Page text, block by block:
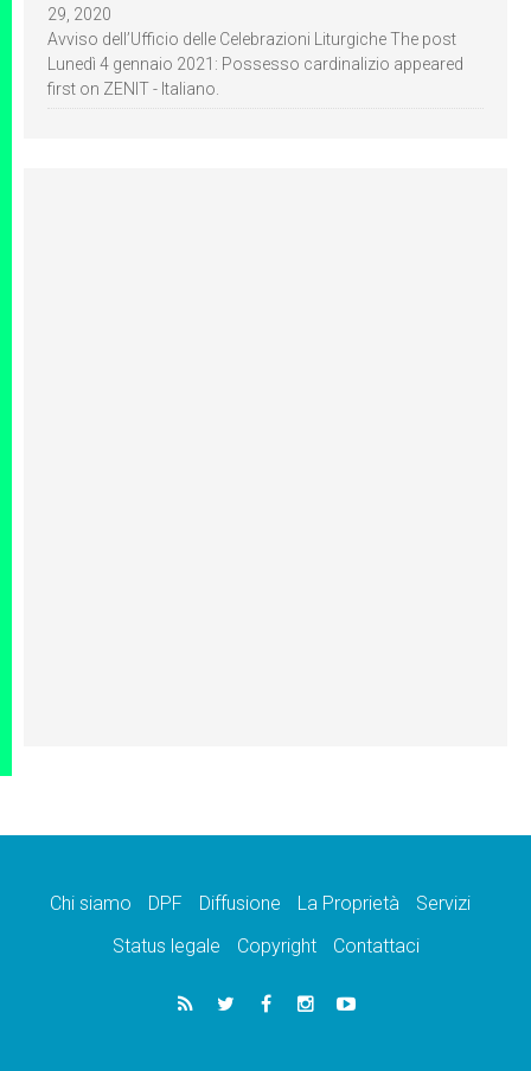
29, 2020
Avviso dell’Ufficio delle Celebrazioni Liturgiche The post
Lunedì 4 gennaio 2021: Possesso cardinalizio appeared
first on ZENIT - Italiano.
Chi siamo DPF Diffusione La Proprietà
Servizi
Status legale
Copyright Contattaci